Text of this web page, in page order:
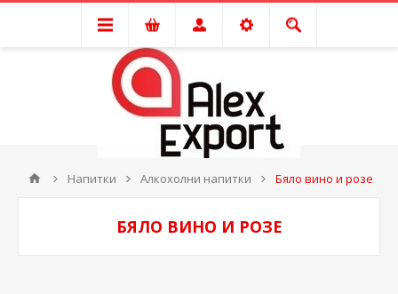
Напитки Алкохолни напитки Бяло вино и розе
БЯЛО ВИНО И РОЗЕ